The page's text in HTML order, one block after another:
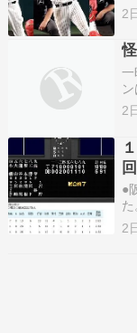
2
一
2
●
2